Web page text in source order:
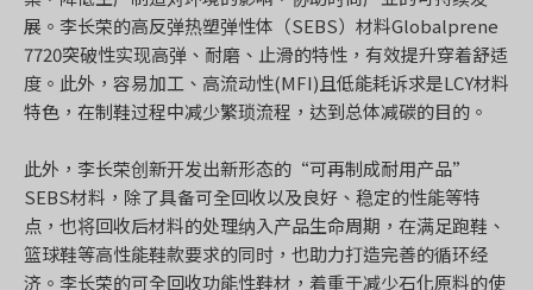
展。李长荣的高反弹热塑弹性体（SEBS）材料Globalprene
7720突破性实现高弹、耐磨、止滑的特性，有效提升穿着舒适
度。此外，容易加工、高流动性(MFI)且低能耗诉求是LCY材料
特色，在制鞋过程中减少繁琐流程，达到总体减碳的目的。
此外，李长荣创新开发出新形态的“可再制成耐用产品”
SEBS材料，除了具备可全回收以及良好、稳定的性能等特
点，也将回收后材料的处理纳入产品生命周期，在满足跑鞋、
篮球鞋等高性能鞋款要求的同时，也助力打造完善的循环经
济。李长荣的可全回收功能性鞋材，着重于减少石化原料的使